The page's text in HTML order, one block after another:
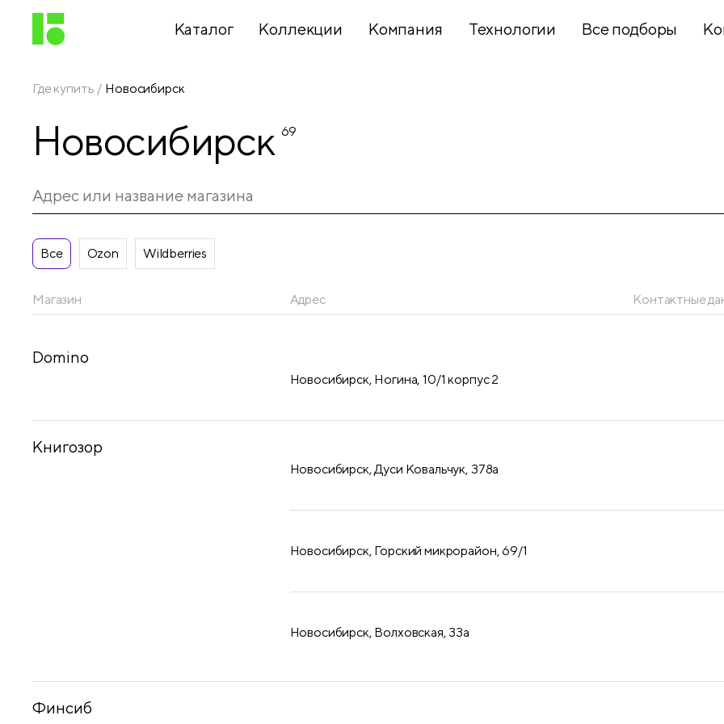
Каталог
принадлежности
Канцелярские
принадлежности
Папки,
оборудование
Коллекции Компания Технологии Все подборы
Где купить Новосибирск
Новосибирск 69
Все Ozon Wildberries
Магазин Адрес Контактные
Domino
Новосибирск, Ногина, 10/1 корпус 2
Книгозор
Новосибирск, ​Дуси Ковальчук, 378а
Новосибирск, ​Горский микрорайон, 69/1
Новосибирск, ​Волховская, 33а
Финсиб